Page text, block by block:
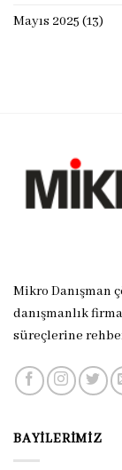
Mayıs 2025 (13)
Mikro Danışman
danışmanlık
süreçlerine
BAYILERIMIZ